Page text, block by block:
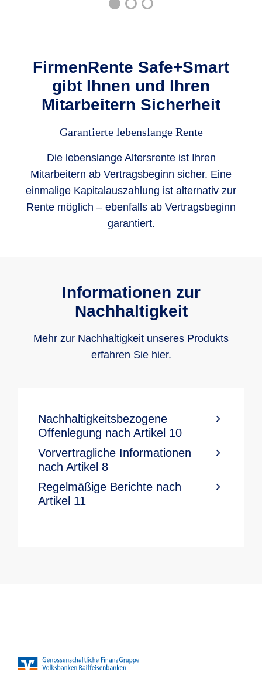
FirmenRente Safe+Smart
gibt Ihnen und Ihren
Mitarbeitern Sicherheit
Garantierte lebenslange Rente
Die lebenslange Altersrente ist Ihren
Mitarbeitern ab Vertragsbeginn sicher. Eine
einmalige Kapitalauszahlung ist alternativ zur
Rente möglich – ebenfalls ab Vertragsbeginn
garantiert.
Informationen zur
Nachhaltigkeit
Mehr zur Nachhaltigkeit unseres Produkts
erfahren Sie hier.
Nachhaltigkeitsbezogene
Offenlegung nach Artikel 10
Vorvertragliche Informationen
nach Artikel 8
Regelmäßige Berichte nach
Artikel 11​ ​